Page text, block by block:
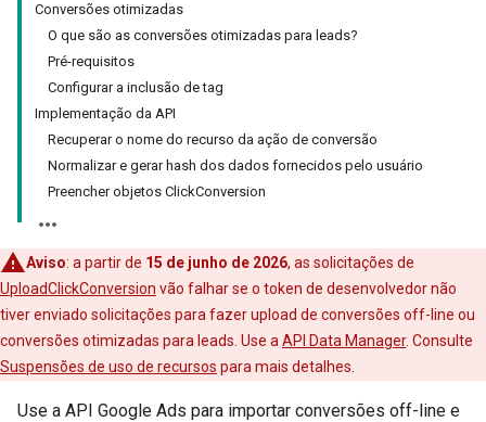
Conversões otimizadas
O que são as conversões otimizadas para leads?
Pré-requisitos
Configurar a inclusão de tag
Implementação da API
Recuperar o nome do recurso da ação de conversão
Normalizar e gerar hash dos dados fornecidos pelo usuário
Preencher objetos ClickConversion
Aviso: a partir de 15 de junho de 2026, as solicitações de
UploadClickConversion vão falhar se o token de desenvolvedor não
tiver enviado solicitações para fazer upload de conversões off-line ou
conversões otimizadas para leads. Use a API Data Manager. Consulte
Suspensões de uso de recursos para mais detalhes.
Use a API Google Ads para importar conversões off-line e